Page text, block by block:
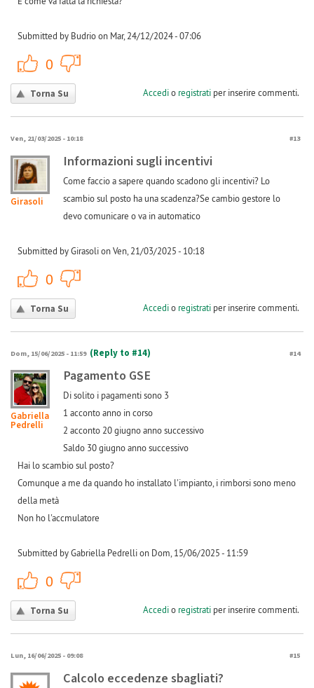
Submitted by Budrio on Mar, 24/12/2024 - 07:06
0
Torna Su Accedio registratiper inserire commenti.
Ven, 21/03/2025 - 10:18 #13
Girasoli
Informazioni sugli incentivi
Come faccio a sapere quando scadono gli incentivi? Lo
scambio sul posto ha una scadenza?Se cambio gestore lo
devo comunicare o va in automatico
Submitted by Girasoli on Ven, 21/03/2025 - 10:18
0
Torna Su Accedio registratiper inserire commenti.
Dom, 15/06/2025 - 11:59 (Reply to #14) #14
Gabriella
Pedrelli
Pagamento GSE
Di solito i pagamenti sono 3
1 acconto anno in corso
2 acconto 20 giugno anno successivo
Saldo 30 giugno anno successivo
Hai lo scambio sul posto?
Comunque a me da quando ho installato l'impianto, i rimborsi sono meno
della metà
Non ho l'accmulatore
Submitted by Gabriella Pedrelli on Dom, 15/06/2025 - 11:59
0
Torna Su Accedio registratiper inserire commenti.
Lun, 16/06/2025 - 09:08 #15
Calcolo eccedenze sbagliati?